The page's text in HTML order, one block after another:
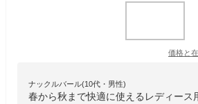
価格と
ナックルバール(10代・男性)
春から秋まで快適に使えるレディース